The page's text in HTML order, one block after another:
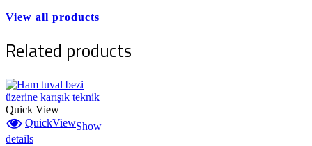
View all products
Related products
Quick View
QuickViewShow
details